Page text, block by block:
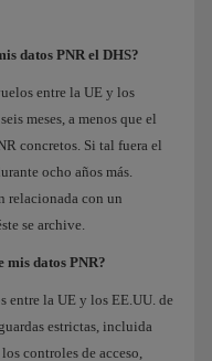
datos PNR el DHS?
entre la UE y los
meses, a menos que el
concretos. Si tal fuera el
ocho años más.
relacionada con un
se archive.
mis datos PNR?
entre la UE y los EE.UU. de
estrictas, incluida
controles de acceso,